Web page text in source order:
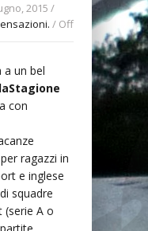
2015 /
/ Off
a un bel
con
ragazzi in
e inglese
squadre
(serie A o